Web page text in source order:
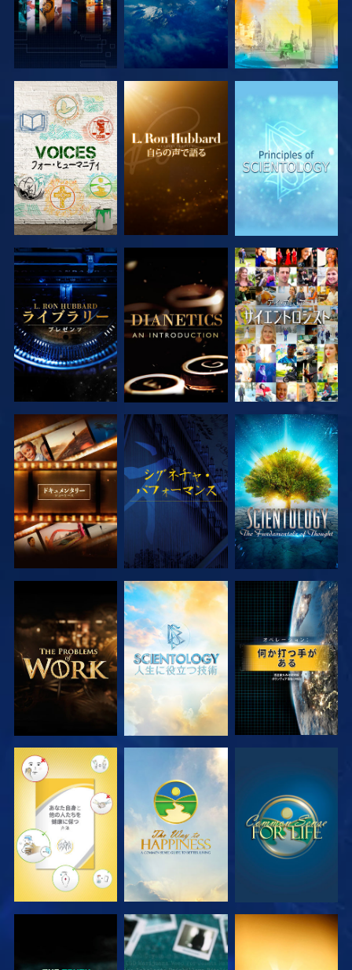
シリーズを探求 シリーズを探求 シリーズを探求
シリーズを探求 シリーズを探求 観る
シリーズを探求 観る シリーズを探求
シリーズを探求 シリーズを探求 観る
観る 観る 観る
観る 観る